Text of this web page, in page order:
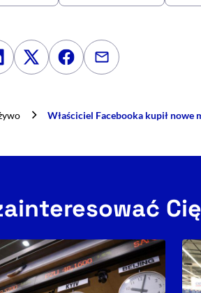
artykułu na LinkedIn
Udostępnij na Twitterze
Udostępnij na Facebooku
Udostępnij przez
Właściciel Facebooka kupił nowe